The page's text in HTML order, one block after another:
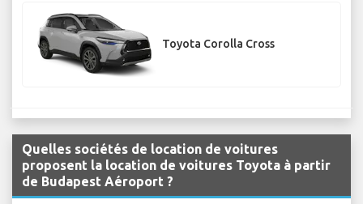
Toyota Corolla Cross
Quelles sociétés de location de voitures
proposent la location de voitures Toyota à partir
de Budapest Aéroport ?